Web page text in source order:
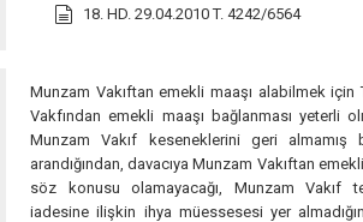
18. HD. 29.04.2010 T. 4242/6564
Munzam Vakıftan emekli maaşı alabilmek için
Vakfından emekli maaşı bağlanması yeterli
Munzam Vakıf keseneklerini geri almamış
arandığından, davacıya Munzam Vakıftan
söz konusu olamayacağı, Munzam Vakıf
iadesine ilişkin ihya müessesesi yer